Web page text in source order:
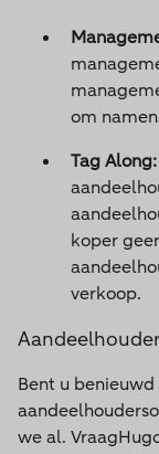
om
Tag Along:
koper
verkoop.
Bent u
we al.